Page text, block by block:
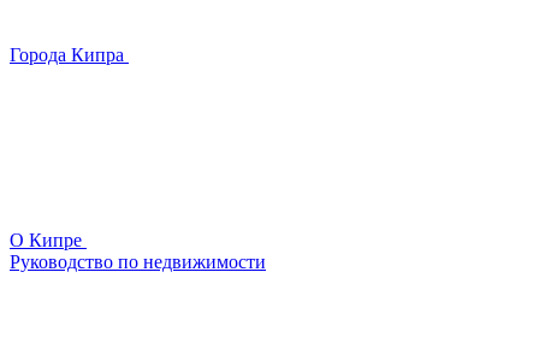
Города Кипра
О Кипре
Руководство по недвижимости